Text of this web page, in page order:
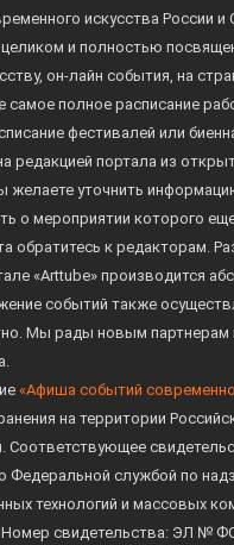
искусства России и
и полностью
он-лайн события, на
самое полное расписание
фестивалей или
редакцией портала из
желаете уточнить
о мероприятии которого
обратитесь к редакторам.
«Arttube» производится
событий также
Мы рады новым партнерам
«Афиша событий
на территории
Соответствующее
Федеральной службой по
технологий и массовых
свидетельства: ЭЛ № ФС